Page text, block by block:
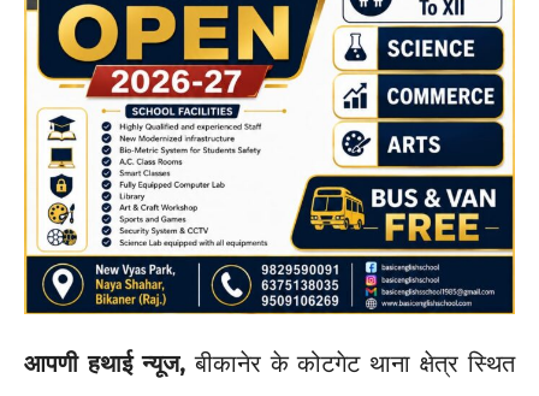
आपणी हथाई न्यूज,बीकानेर के कोटगेट थाना क्षेत्र स्थित